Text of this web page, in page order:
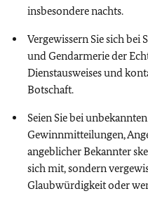
insbesondere nachts.
Vergewissern Sie sich bei
und Gendarmerie der
Dienstausweises und
Botschaft.
Seien Sie bei
Gewinnmitteilungen,
angeblicher Bekannter
sich mit, sondern
Glaubwürdigkeit oder